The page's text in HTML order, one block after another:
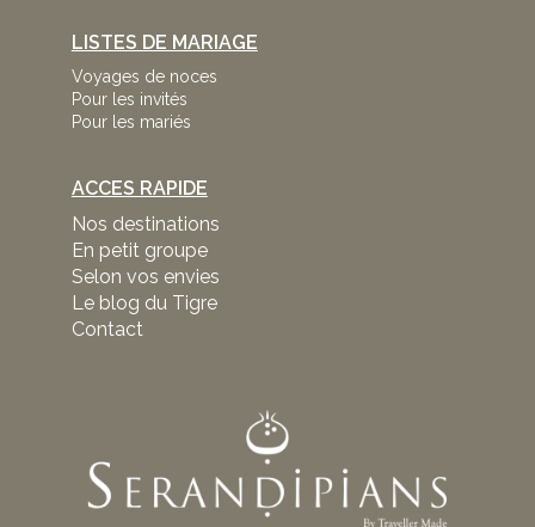
LISTES DE MARIAGE
Voyages de noces
Pour les invités
Pour les mariés
ACCES RAPIDE
Nos destinations
En petit groupe
Selon vos envies
Le blog du Tigre
Contact